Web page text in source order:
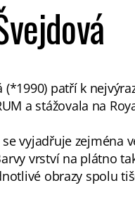
(*1990) patří k
a stážovala na
vyjadřuje
vrství na plátno
obrazy spolu